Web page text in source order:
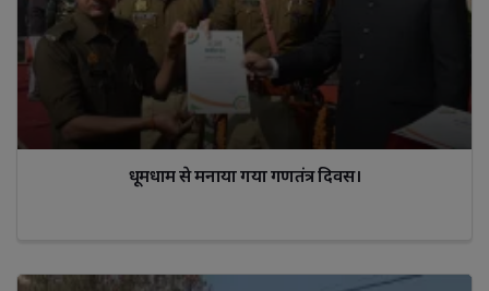
धूमधाम से मनाया गया गणतंत्र दिवस।